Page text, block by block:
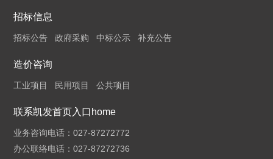
招标信息
招标公告 政府采购 中标公示 补充公告
造价咨询
工业项目 民用项目 公共项目
联系凯发首页入口home
业务咨询电话：027-87272772
办公联络电话：027-87272736